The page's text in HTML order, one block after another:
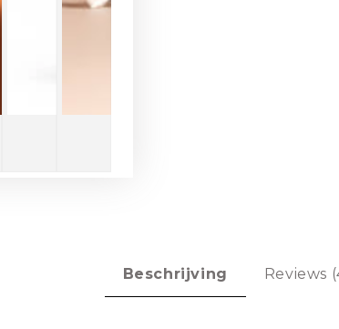
Beschrijving Reviews